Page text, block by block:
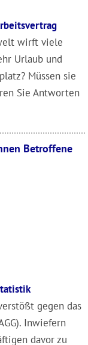
wirft viele
Urlaub und
Müssen sie
Sie Antworten
Betroffene
gegen das
Inwiefern
davor zu